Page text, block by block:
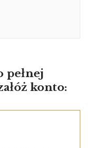
pełnej
konto: